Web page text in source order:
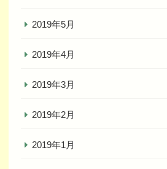
2019年5月
2019年4月
2019年3月
2019年2月
2019年1月